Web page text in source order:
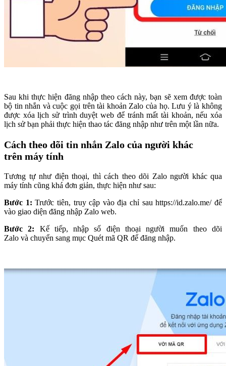
Sau khi thực hiện đăng nhập theo cách này, bạn sẽ xem được toàn
bộ tin nhắn và cuộc gọi trên tài khoản Zalo của họ. Lưu ý là không
được xóa lịch sử trình duyệt web để tránh mất tài khoản, nếu xóa
lịch sử bạn phải thực hiện thao tác đăng nhập như trên một lần nữa.
Cách theo dõi tin nhắn Zalo của người khác
trên máy tính
Tương tự như điện thoại, thì cách theo dõi Zalo người khác qua
máy tính cũng khá đơn giản, thực hiện như sau:
Bước 1: Trước tiên, truy cập vào địa chỉ sau https://id.zalo.me/ để
vào giao diện đăng nhập Zalo web.
Bước 2: Kế tiếp,
nhập số điện thoại người muốn theo dõi
Zalo và chuyển sang mục Quét mã QR để đăng nhập.